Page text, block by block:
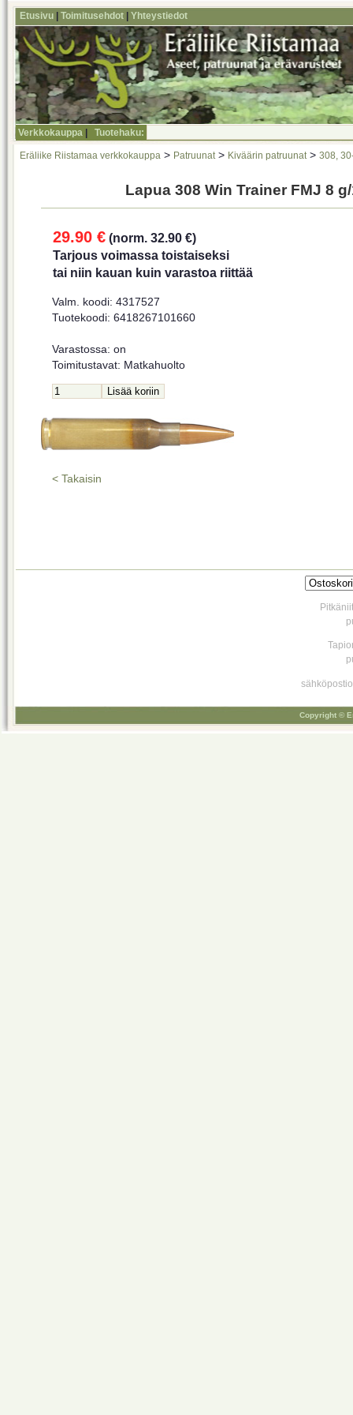
Etusivu Toimitusehdot Yhteystiedot
Verkkokauppa Tuotehaku:
Eräliike Riistamaa verkkokauppa > Patruunat > Kiväärin patruunat > 308,
Lapua 308 Win Trainer FMJ 8
29.90 € (norm. 32.90 €)
Tarjous voimassa toistaiseksi
tai niin kauan kuin varastoa riittää
Valm. koodi: 4317527
Tuotekoodi: 6418267101660
Varastossa: on
Toimitustavat: Matkahuolto
< Takaisin
Copyright ©